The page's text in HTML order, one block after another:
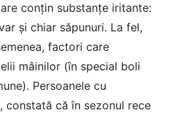
conțin substanțe iritante:
și chiar săpunuri. La fel,
factori care
mâinilor (în special boli
Persoanele cu
constată că în sezonul rece